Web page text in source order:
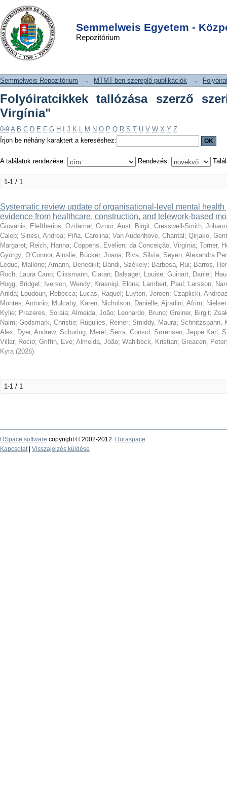
Semmelweis Egyetem -
Repozitórium
Folyóiratcikkek tallózása szerző
szerint "da Conceição, Virgínia"
DSpace/Manakin Repository
Semmelweis Repozitórium → MTMT-ben szereplő publikációk →
Folyóiratcikkek tallózása szerző
Virgínia"
0-9 A B C D E F G H J K L M N O P Q R S T U V W X Y Z
Írjon be néhány karaktert a kereséshez:
A találatok rendezése: Rendezés:
1-1 / 1
Systematic review update of organisational-level mental
evidence from healthcare, construction, and telework-based
Giovanis, Eleftherios; Ozdamar, Oznur; Aust, Birgit; Cresswell-Smith,
Caleb; Sinesi, Andrea; Piña, Carolina; Van Audenhove, Chantal ; Qirjako,
Margaret; Reich, Hanna; Coppens, Evelien; da Conceição, Virgínia; Torner,
György; O’Connor, Ainslie; Bücker, Joana; Riva, Silvia; Seyen, Alexandra
Leduc, Mallorie; Amann, Benedikt; Bandi, Székely; Barbosa, Rui; Barros,
Roch, Laura Cano; Clissmann, Ciaran; Dalsager, Louise; Guinart, Daniel ;
Hogg, Bridget; Iverson, Wendy; Krasniqi, Elona; Lambert, Paul ; Larsson,
Arilda; Loudoun, Rebecca; Lucas, Raquel ; Luyten, Jeroen; Czaplicki,
Montes, Antonio; Mulcahy, Karen; Nicholson, Danielle; Ajradini, Afrim;
Kylie; Prazeres, Soraia; Almeida, João; Leonardo, Bruno; Greiner, Birgit;
Naim; Godsmark, Christie; Rugulies, Reiner; Smiddy, Maura; Schnitzspahn,
Alex; Dyer, Andrew; Schuring, Merel ; Serra, Consol ; Sørensen, Jeppe Karl ;
Villar, Rocio; Griffin, Eve; Almeida, João; Wahlbeck, Kristian; Greacen, Peter
Kyra (2026)
1-1 / 1
DSpace software copyright © 2002-2012
Duraspace
Kapcsolat| Visszajelzés küldése